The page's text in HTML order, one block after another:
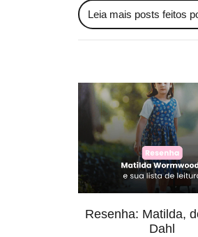
Leia mais posts feitos
Resenha: Matilda,
Dahl